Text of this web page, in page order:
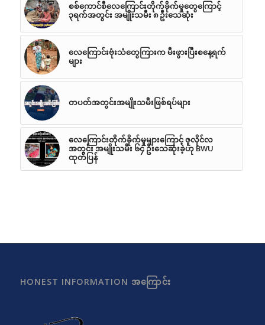
စစ်ကောင်စီလေကြောင်းတိုက်ခိုက်မှုတွေကြောင့်
၃ရက်အတွင်း အမျိုးသမီး ၈ ဦးသေဆုံး
လေကြောင်းဗုံးသံတွေကြားက မီးဖွားပြီးစနေ့ရက်
များ
တပတ်အတွင်းအမျိုးသမီးဖြစ်ရပ်များ
လေကြောင်းတိုက်ခိုက်မှုများကြောင့် ဇူလိုင်လ
အတွင်း အမျိုးသမီး ၆၄ ဦးသေဆုံးခဲ့ဟု BWU
ထုတ်ပြန်
HONEST INFORMATION အကြောင်း